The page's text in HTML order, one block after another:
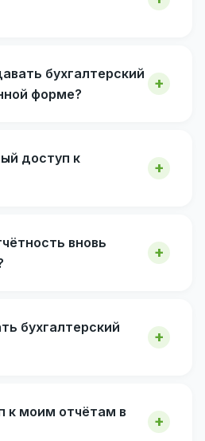
бухгалтерский
форме?
доступ к
вновь
бухгалтерский
к моим отчётам в